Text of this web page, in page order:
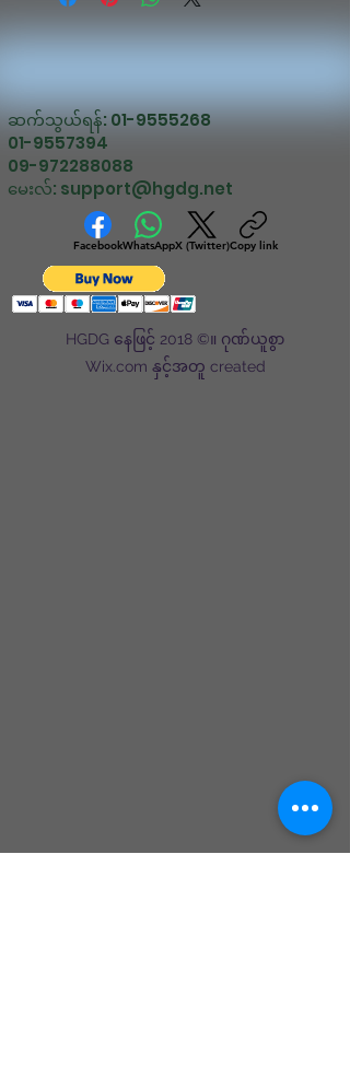
ဆက်သွယ်ရန်:01-9555268
01-9557394
09-972288088
မေးလ်: support@hgdg.net
FacebookWhatsAppX (Twitter)Copy link
HGDG နေဖြင့် 2018 ©။ ဂုဏ်ယူစွာ
Wix.com နှင့်အတူ created